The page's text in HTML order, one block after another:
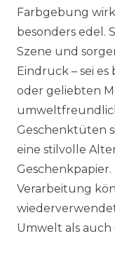
Farbgebung
besonders edel.
Szene und
Eindruck – sei
oder geliebten
Geschenktüten
eine stilvolle
Verarbeitung
Umwelt als